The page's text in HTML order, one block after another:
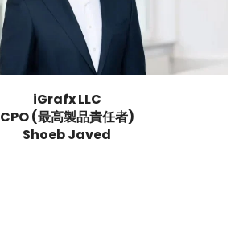
iGrafx LLC
CPO (最高製品責任者)
Shoeb Javed